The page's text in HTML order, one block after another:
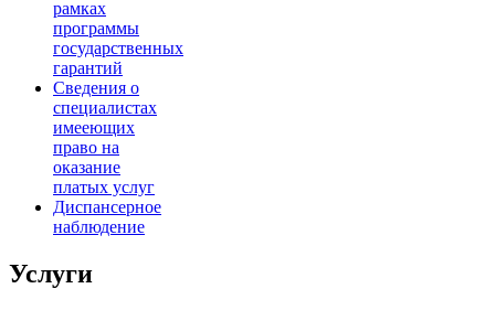
рамках
программы
государственных
гарантий
Сведения о
специалистах
имееющих
право на
оказание
платых услуг
Диспансерное
наблюдение
Услуги